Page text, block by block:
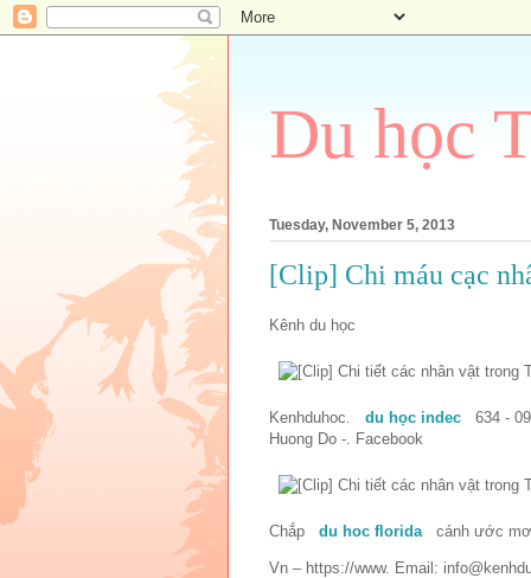
Du học
Tuesday, November 5, 2013
[Clip] Chi máu cạc
Kênh du học
Kenhduhoc. du học indec 634 -
Huong Do -. Facebook
Chắp du hoc florida cánh ước mơ
Vn – https://www. Email: